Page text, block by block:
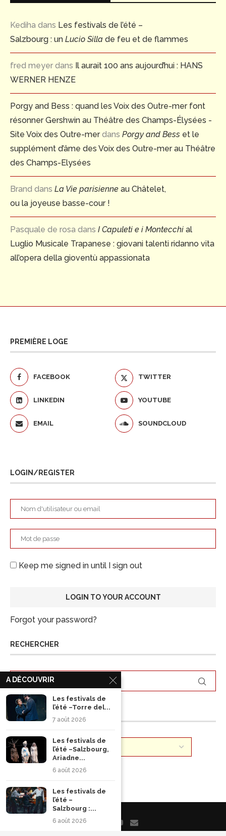
Kediha dans Les festivals de l’été –
Salzbourg : un Lucio Silla de feu et de flammes
fred meyer dans Il aurait 100 ans aujourd’hui : HANS
WERNER HENZE
Porgy and Bess : quand les Voix des Outre-mer font
résonner Gershwin au Théâtre des Champs-Élysées -
Site Voix des Outre-merdans Porgy and Bess et le
supplément d’âme des Voix des Outre-mer au Théâtre
des Champs-Elysées
Brand dans La Vie parisienne au Châtelet,
ou la joyeuse basse-cour !
Pasquale de rosa dans I Capuleti e i Montecchi al
Luglio Musicale Trapanese : giovani talenti ridanno vita
all’opera della gioventù appassionata
PREMIÈRE LOGE
FACEBOOK TWITTER
LINKEDIN YOUTUBE
EMAIL SOUNDCLOUD
LOGIN/REGISTER
Keep me signed in until I sign out
Forgot your password?
RECHERCHER
ARCHIVES
A DÉCOUVRIR
Les festivals de
l’été –Torre del...
7 août 2026
Les festivals de
l’été –Salzbourg,
Ariadne...
6 août 2026
Les festivals de
l’été –
Salzbourg :...
6 août 2026